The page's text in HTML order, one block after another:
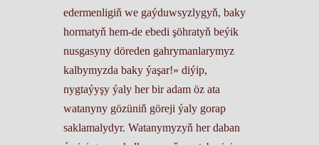
edermenligiň we gaýduwsyzlygyň, baky
hormatyň hem-de ebedi şöhratyň beýik
nusgasyny döreden gahrymanlarymyz
kalbymyzda baky ýaşar!» diýip,
nygtaýyşy ýaly her bir adam öz ata
watanyny gözüniň göreji ýaly gorap
saklamalydyr. Watanymyzyň her daban